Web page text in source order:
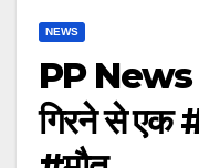
NEWS
PP News
गिरने से एक